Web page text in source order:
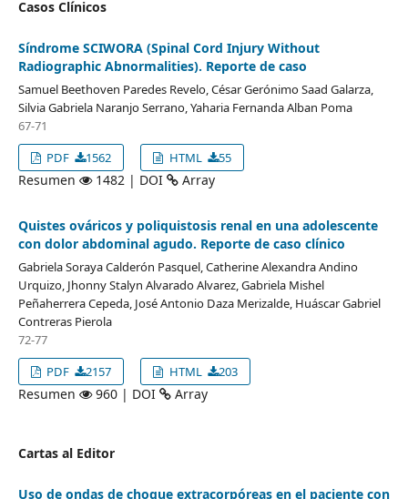
Casos Clínicos
Síndrome SCIWORA (Spinal Cord Injury Without
Radiographic Abnormalities). Reporte de caso
Samuel Beethoven Paredes Revelo, César Gerónimo Saad Galarza,
Silvia Gabriela Naranjo Serrano, Yaharia Fernanda Alban Poma
67-71
PDF
1562 HTML 55
Resumen 1482 | DOI Array
Quistes ováricos y poliquistosis renal en una adolescente
con dolor abdominal agudo. Reporte de caso clínico
Gabriela Soraya Calderón Pasquel, Catherine Alexandra Andino
Urquizo, Jhonny Stalyn Alvarado Alvarez, Gabriela Mishel
Peñaherrera Cepeda, José Antonio Daza Merizalde, Huáscar Gabriel
Contreras Pierola
72-77
PDF
2157 HTML 203
Resumen 960 | DOI Array
Cartas al Editor
Uso de ondas de choque extracorpóreas en el paciente con